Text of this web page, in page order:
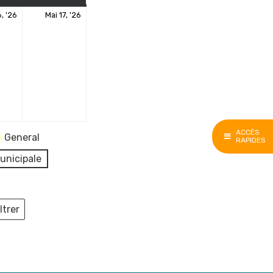
ACCÈS
RAPIDES
'26 Mai 17, '26
General